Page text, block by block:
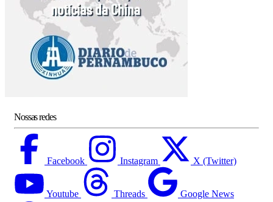
Nossas redes
Facebook Instagram X (Twitter)
Youtube Threads Google News